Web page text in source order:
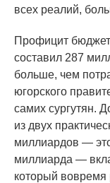
всех реалий,
Профицит
составил 287
больше, чем
югорского
самих сургутян.
из двух
миллиардов —
миллиарда —
который вовремя